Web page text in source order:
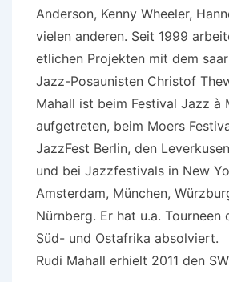
Anderson, Kenny Wheeler,
vielen anderen. Seit 1999
etlichen Projekten mit dem
Jazz-Posaunisten Christof
Mahall ist beim Festival Jazz à
aufgetreten, beim Moers
JazzFest Berlin, den
und bei Jazzfestivals in New
Amsterdam, München,
Nürnberg. Er hat u.a. Tourneen
Süd- und Ostafrika absolviert.
Rudi Mahall erhielt 2011 den